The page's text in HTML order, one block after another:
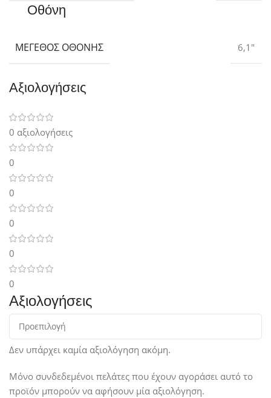
Οθόνη
ΜΈΓΕΘΟΣ ΟΘΌΝΗΣ 6,1″
Αξιολογήσεις
0 αξιολογήσεις
0
0
0
0
0
Αξιολογήσεις
Δεν υπάρχει καμία αξιολόγηση ακόμη.
Μόνο συνδεδεμένοι πελάτες που έχουν αγοράσει αυτό το
προϊόν μπορούν να αφήσουν μία αξιολόγηση.